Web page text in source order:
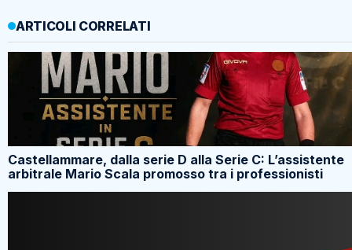
ARTICOLI CORRELATI
Castellammare, dalla serie D alla Serie C: L’assistente
arbitrale Mario Scala promosso tra i professionisti